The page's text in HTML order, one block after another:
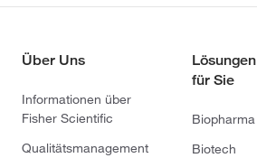
Über Uns
Informationen über
Fisher Scientific
Qualitätsmanagement
Lösungen
für Sie
Biopharma
Biotech